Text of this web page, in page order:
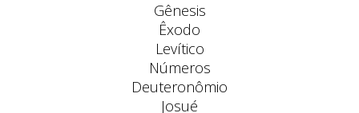
Gênesis
Êxodo
Levítico
Números
Deuteronômio
Josué